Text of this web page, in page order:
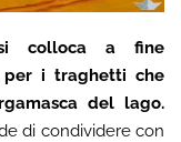
colloca a fine
per i traghetti che
del lago.
di condividere con